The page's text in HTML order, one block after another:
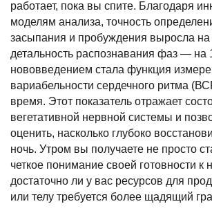
работает, пока вы спите. Благодаря
моделям анализа, точность
засыпания и пробуждения выросла на
детальность распознавания фаз — на
нововведением стала функция
вариабельности сердечного ритма
время. Этот показатель отражает
вегетативной нервной системы и
оценить, насколько глубоко
ночь. Утром вы получаете не просто
четкое понимание своей готовности к
достаточно ли у вас ресурсов для
или телу требуется более щадящий